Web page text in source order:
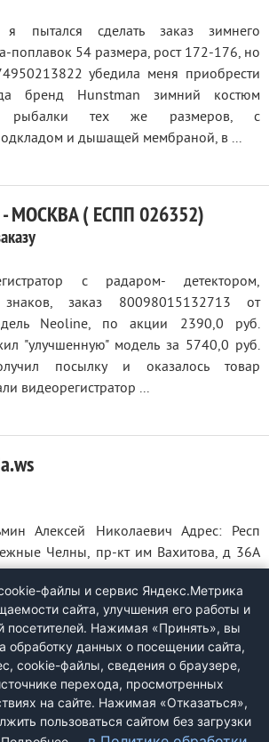
пытался сделать заказ зимнего
поплавок 54 размера, рост 172-176, но
убедила меня приобрести
бренд Hunstman зимний костюм
рыбалки тех же размеров, с
и дышащей мембраной, в ...
( ЕСПП 026352)
с радаром- детектором,
знаков, заказ 80098015132713 от
Neoline, по акции 2390,0 руб.
"улучшенную" модель за 5740,0 руб.
посылку и оказалось товар
видеорегистратор ...
Алексей Николаевич Адрес: Респ
Челны, пр-кт им Вахитова, д 36А
04.11.2025 мы заключили с Вами
купли-продажи. Наименование товара:
...
4 5 6 7 8 9
файлы и сервис Яндекс.Метрика
сайта, улучшения его работы и
посетителей. Нажимая «Принять», вы
обработку данных о посещении сайта,
cookie-файлы, сведения о браузере,
перехода, просмотренных
на сайте. Нажимая «Отказаться»,
пользоваться сайтом без загрузки